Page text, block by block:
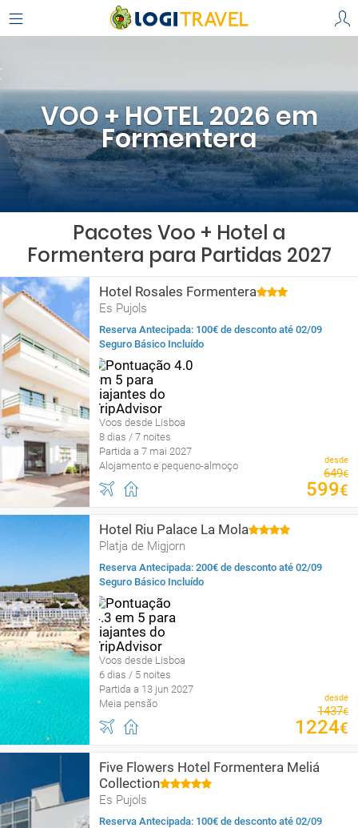
VOO + HOTEL 2026 em
Formentera
Pacotes Voo + Hotel a
Formentera para Partidas 2027
Hotel Rosales Formentera
Es Pujols
Reserva Antecipada: 100€ de desconto até 02/09
Seguro Básico Incluído
Voos desde Lisboa
8 dias / 7 noites
Partida a 7 mai 2027
Alojamento e pequeno-almoço
desde
649€
599€
Hotel Riu Palace La Mola
Platja de Migjorn
Reserva Antecipada: 200€ de desconto até 02/09
Seguro Básico Incluído
Voos desde Lisboa
6 dias / 5 noites
Partida a 13 jun 2027
Meia pensão
desde
1437€
1224€
Five Flowers Hotel Formentera Meliá
Collection
Es Pujols
Reserva Antecipada: 100€ de desconto até 02/09